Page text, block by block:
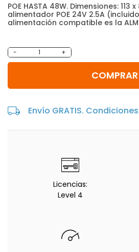
POE HASTA 48W. Dimensiones: 113
alimentador POE 24V 2.5A
alimentación compatible es la
- +
COMPRAR
Envío GRATIS.
Licencias:
Level 4